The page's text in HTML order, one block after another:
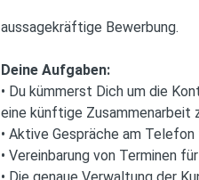
aussagekräftige Bewerbung.
Deine Aufgaben:
• Du kümmerst Dich um die
eine künftige Zusammenarbeit
• Aktive Gespräche am
• Vereinbarung von Terminen